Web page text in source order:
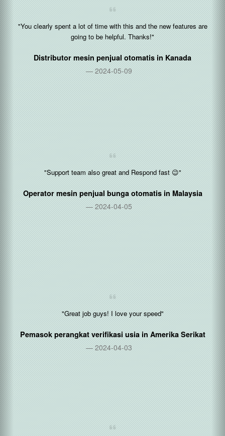
"You clearly spent a lot of time with this and the new features are
going to be helpful. Thanks!"
Distributor mesin penjual otomatis inKanada
2024-05-09
"Support team also great and Respond fast 😉"
Operator mesin penjual bunga otomatis inMalaysia
2024-04-05
"Great job guys! I love your speed"
Pemasok perangkat verifikasi usia inAmerika Serikat
2024-04-03